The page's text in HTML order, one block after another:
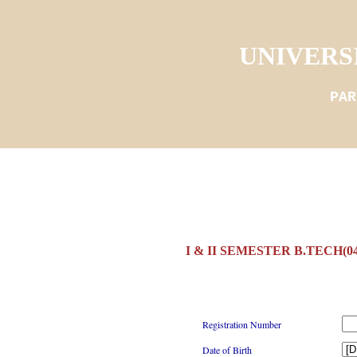
I & II SEMESTER
Registration Number
Date of Birth